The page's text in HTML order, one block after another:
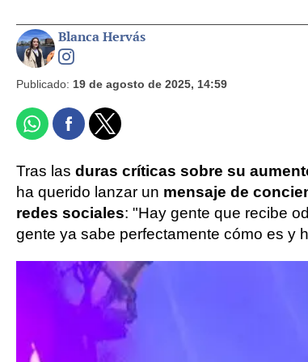
Blanca Hervás
Publicado: 19 de agosto de 2025, 14:59
Tras las duras críticas sobre su
ha querido lanzar un mensaje de
redes sociales: "Hay gente que recibe
gente ya sabe perfectamente cómo es y